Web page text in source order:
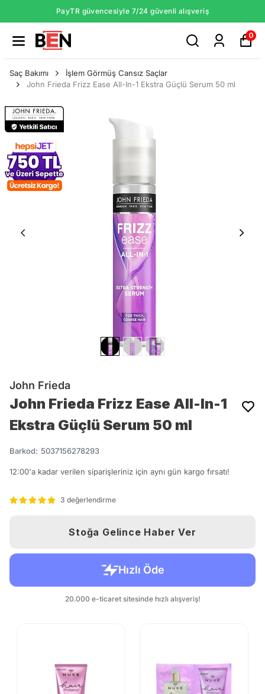
PayTR güvencesiyle 7/24 güvenli alışveriş
0
Saç Bakımı
İşlem Görmüş Cansız Saçlar
John Frieda Frizz Ease All-In-1 Ekstra Güçlü Serum 50 ml
John Frieda
John Frieda Frizz Ease All-In-1
Ekstra Güçlü Serum 50 ml
Barkod: 5037156278293
12:00'a kadar verilen siparişleriniz için aynı gün kargo fırsatı!
3 değerlendirme
Stoğa Gelince Haber Ver